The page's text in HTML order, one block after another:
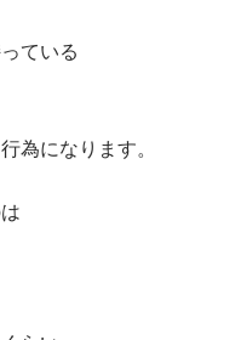
ている
為になります。